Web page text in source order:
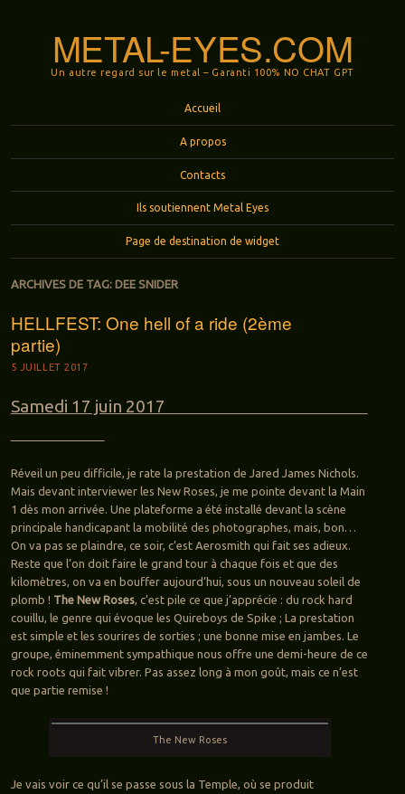
METAL-EYES.COM
Un autre regard sur le metal – Garanti 100% NO CHAT GPT
Accueil
A propos
Contacts
Ils soutiennent Metal Eyes
Page de destination de widget
ARCHIVES DE TAG: DEE SNIDER
HELLFEST: One hell of a ride (2ème
partie)
5 JUILLET 2017
Samedi 17 juin 2017
Réveil un peu difficile, je rate la prestation de Jared James Nichols.
Mais devant interviewer les New Roses, je me pointe devant la Main
1 dès mon arrivée. Une plateforme a été installé devant la scène
principale handicapant la mobilité des photographes, mais, bon…
On va pas se plaindre, ce soir, c’est Aerosmith qui fait ses adieux.
Reste que l’on doit faire le grand tour à chaque fois et que des
kilomètres, on va en bouffer aujourd’hui, sous un nouveau soleil de
plomb ! The New Roses, c’est pile ce que j’apprécie : du rock hard
couillu, le genre qui évoque les Quireboys de Spike ; La prestation
est simple et les sourires de sorties ; une bonne mise en jambes. Le
groupe, éminemment sympathique nous offre une demi-heure de ce
rock roots qui fait vibrer. Pas assez long à mon goût, mais ce n’est
que partie remise !
The New Roses
Je vais voir ce qu’il se passe sous la Temple, où se produit